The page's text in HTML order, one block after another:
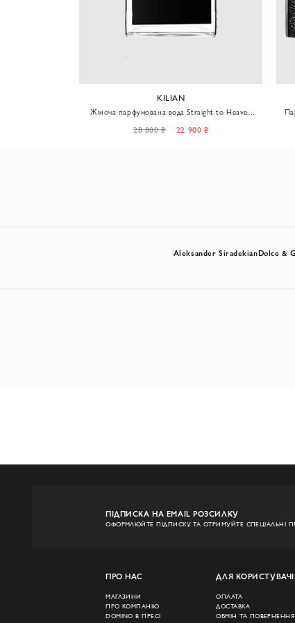
KILIAN
Жіноча парфумована вода Straight to Heaven
28 800 ₴ 22 900 ₴
Aleksander SiradekianDolce &
ПІДПИСКА НА EMAIL РОЗСИЛКУ
ОФОРМЛЮЙТЕ ПІДПИСКУ ТА ОТРИМУЙТЕ СПЕЦІАЛЬНІ
ПРО НАС
МАГАЗИНИ
ПРО КОМПАНІЮ
DOMINO В ПРЕСІ
ДЛЯ
ОПЛАТА
ДОСТАВКА
ОБМІН ТА ПОВЕРНЕННЯ